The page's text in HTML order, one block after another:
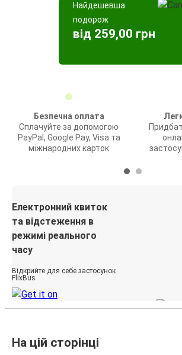
Найдешевша
подорож
від 259,00 грн
Безпечна оплата
Сплачуйте за допомогою
PayPal, Google Pay, Visa та
міжнародних карток
Електронний квиток
та відстеження в
режимі реального
часу
Відкрийте для себе застосунок
FlixBus
На цій сторінці